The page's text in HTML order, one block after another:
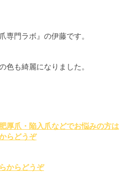
専門ラボ』の伊藤です。
色も綺麗になりました。
厚爪・陥入爪などでお悩みの方は
らどうぞ
からどうぞ